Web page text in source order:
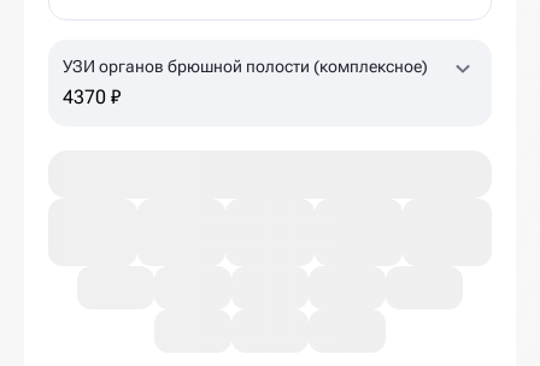
УЗИ органов брюшной полости (комплексное)
4370 ₽